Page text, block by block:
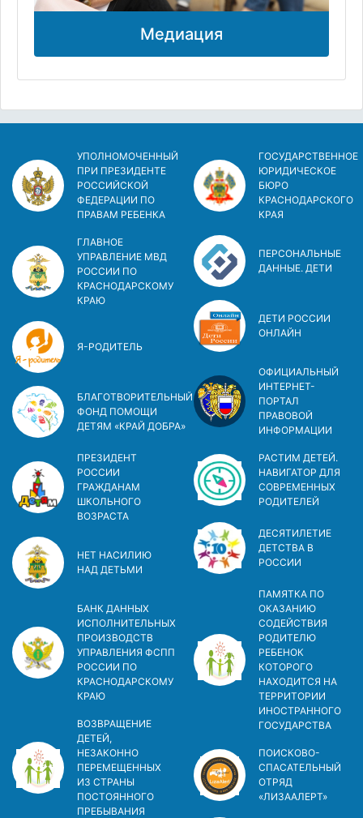
Медиация
УПОЛНОМОЧЕННЫЙ
ПРИ ПРЕЗИДЕНТЕ
РОССИЙСКОЙ
ФЕДЕРАЦИИ ПО
ПРАВАМ РЕБЕНКА
ГЛАВНОЕ
УПРАВЛЕНИЕ МВД
РОССИИ ПО
КРАСНОДАРСКОМУ
КРАЮ
Я-РОДИТЕЛЬ
БЛАГОТВОРИТЕЛЬНЫЙ
ФОНД ПОМОЩИ
ДЕТЯМ «КРАЙ ДОБРА»
ПРЕЗИДЕНТ
РОССИИ
ГРАЖДАНАМ
ШКОЛЬНОГО
ВОЗРАСТА
НЕТ НАСИЛИЮ
НАД ДЕТЬМИ
БАНК ДАННЫХ
ИСПОЛНИТЕЛЬНЫХ
ПРОИЗВОДСТВ
УПРАВЛЕНИЯ ФСПП
РОССИИ ПО
КРАСНОДАРСКОМУ
КРАЮ
ВОЗВРАЩЕНИЕ
ДЕТЕЙ,
НЕЗАКОННО
ПЕРЕМЕЩЕННЫХ
ИЗ СТРАНЫ
ПОСТОЯННОГО
ПРЕБЫВАНИЯ
ГОСУДАРСТВЕННОЕ
ЮРИДИЧЕСКОЕ
БЮРО
КРАСНОДАРСКОГО
КРАЯ
ПЕРСОНАЛЬНЫЕ
ДАННЫЕ. ДЕТИ
ДЕТИ РОССИИ
ОНЛАЙН
ОФИЦИАЛЬНЫЙ
ИНТЕРНЕТ-
ПОРТАЛ
ПРАВОВОЙ
ИНФОРМАЦИИ
РАСТИМ ДЕТЕЙ.
НАВИГАТОР ДЛЯ
СОВРЕМЕННЫХ
РОДИТЕЛЕЙ
ДЕСЯТИЛЕТИЕ
ДЕТСТВА В
РОСCИИ
ПАМЯТКА ПО
ОКАЗАНИЮ
СОДЕЙСТВИЯ
РОДИТЕЛЮ
РЕБЕНОК
КОТОРОГО
НАХОДИТСЯ НА
ТЕРРИТОРИИ
ИНОСТРАННОГО
ГОСУДАРСТВА
ПОИСКОВО-
СПАСАТЕЛЬНЫЙ
ОТРЯД
«ЛИЗААЛЕРТ»